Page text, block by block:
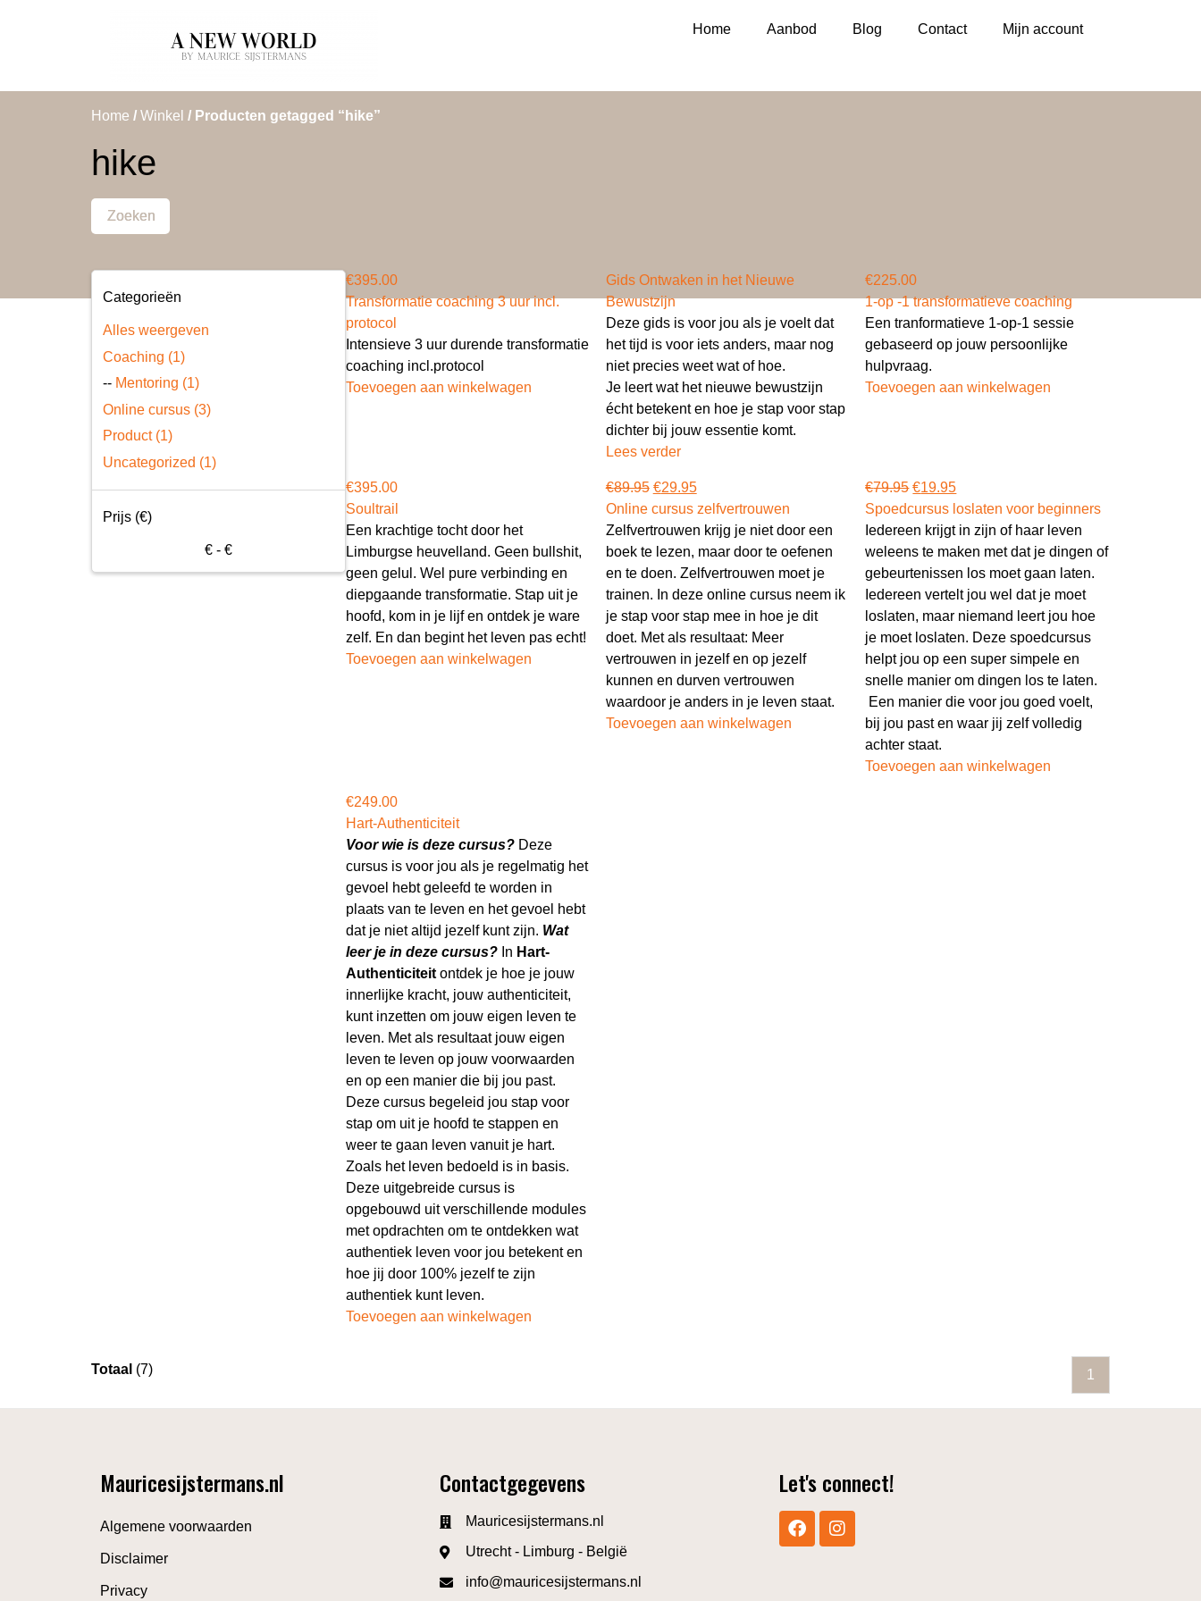
Home Aanbod Blog Contact Mijn account
Home / Winkel / Producten getagged “hike”
hike
Zoeken
Categorieën
Alles weergeven
Coaching (1)
-- Mentoring (1)
Online cursus (3)
Product (1)
Uncategorized (1)
Prijs (€)
€ - €
€395.00
Transformatie coaching 3 uur incl.
protocol
Intensieve 3 uur durende transformatie
coaching incl.protocol
Toevoegen aan winkelwagen
Gids Ontwaken in het Nieuwe
Bewustzijn
Deze gids is voor jou als je voelt dat
het tijd is voor iets anders, maar nog
niet precies weet wat of hoe.
Je leert wat het nieuwe bewustzijn
écht betekent en hoe je stap voor stap
dichter bij jouw essentie komt.
Lees verder
€225.00
1-op -1 transformatieve coaching
Een tranformatieve 1-op-1 sessie
gebaseerd op jouw persoonlijke
hulpvraag.
Toevoegen aan winkelwagen
€395.00
Soultrail
Een krachtige tocht door het
Limburgse heuvelland. Geen bullshit,
geen gelul. Wel pure verbinding en
diepgaande transformatie. Stap uit je
hoofd, kom in je lijf en ontdek je ware
zelf. En dan begint het leven pas echt!
Toevoegen aan winkelwagen
€89.95 €29.95
Online cursus zelfvertrouwen
Zelfvertrouwen krijg je niet door een
boek te lezen, maar door te oefenen
en te doen. Zelfvertrouwen moet je
trainen. In deze online cursus neem ik
je stap voor stap mee in hoe je dit
doet. Met als resultaat: Meer
vertrouwen in jezelf en op jezelf
kunnen en durven vertrouwen
waardoor je anders in je leven staat.
Toevoegen aan winkelwagen
€79.95 €19.95
Spoedcursus loslaten voor beginners
Iedereen krijgt in zijn of haar leven
weleens te maken met dat je dingen of
gebeurtenissen los moet gaan laten.
Iedereen vertelt jou wel dat je moet
loslaten, maar niemand leert jou hoe
je moet loslaten. Deze spoedcursus
helpt jou op een super simpele en
snelle manier om dingen los te laten.
Een manier die voor jou goed voelt,
bij jou past en waar jij zelf volledig
achter staat.
Toevoegen aan winkelwagen
€249.00
Hart-Authenticiteit
Voor wie is deze cursus? Deze
cursus is voor jou als je regelmatig het
gevoel hebt geleefd te worden in
plaats van te leven en het gevoel hebt
dat je niet altijd jezelf kunt zijn. Wat
leer je in deze cursus? In Hart-
Authenticiteit ontdek je hoe je jouw
innerlijke kracht, jouw authenticiteit,
kunt inzetten om jouw eigen leven te
leven. Met als resultaat jouw eigen
leven te leven op jouw voorwaarden
en op een manier die bij jou past.
Deze cursus begeleid jou stap voor
stap om uit je hoofd te stappen en
weer te gaan leven vanuit je hart.
Zoals het leven bedoeld is in basis.
Deze uitgebreide cursus is
opgebouwd uit verschillende modules
met opdrachten om te ontdekken wat
authentiek leven voor jou betekent en
hoe jij door 100% jezelf te zijn
authentiek kunt leven.
Toevoegen aan winkelwagen
Totaal (7) 1
Mauricesijstermans.nl
Algemene voorwaarden
Disclaimer
Privacy
Contactgegevens
Mauricesijstermans.nl
Utrecht - Limburg - België
info@mauricesijstermans.nl
Let's connect!